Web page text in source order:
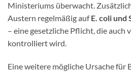
Ministeriums überwacht.
Austern regelmäßig aufE. coli und
– eine gesetzliche Pflicht, die auch
kontrolliert wird.
Eine weitere mögliche Ursache für